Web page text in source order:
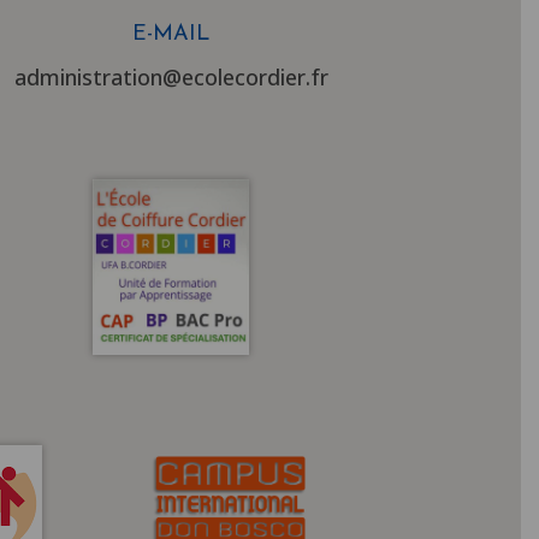
E-MAIL
administration@ecolecordier.fr